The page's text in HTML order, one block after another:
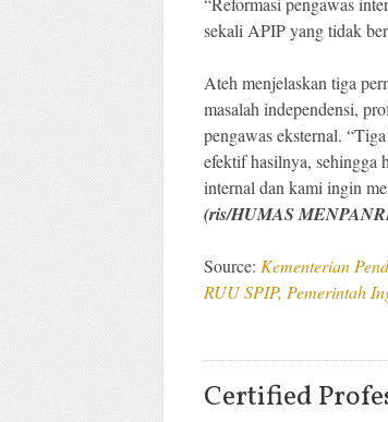
sekali APIP yang tidak
Ateh menjelaskan tiga
masalah independensi,
pengawas eksternal.
efektif hasilnya, sehingga
internal dan kami ingin
(ris/HUMAS
Source: Kementerian
RUU SPIP, Pemerintah
Certified